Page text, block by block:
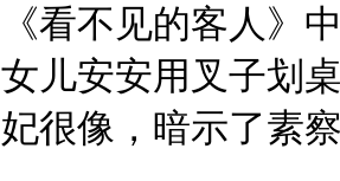
《看不见的客人》
女儿安安用叉子划
妃很像，暗示了素